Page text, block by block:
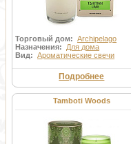
Торговый дом: Archipelago
Назначения: Для дома
Вид: Ароматические свечи
Подробнее
Tamboti Woods